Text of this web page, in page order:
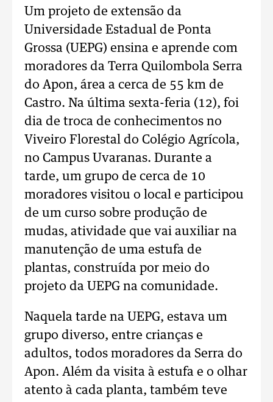
Um projeto de extensão da
Universidade Estadual de Ponta
Grossa (UEPG) ensina e aprende com
moradores da Terra Quilombola Serra
do Apon, área a cerca de 55 km de
Castro. Na última sexta-feria (12), foi
dia de troca de conhecimentos no
Viveiro Florestal do Colégio Agrícola,
no Campus Uvaranas. Durante a
tarde, um grupo de cerca de 10
moradores visitou o local e participou
de um curso sobre produção de
mudas, atividade que vai auxiliar na
manutenção de uma estufa de
plantas, construída por meio do
projeto da UEPG na comunidade.
Naquela tarde na UEPG, estava um
grupo diverso, entre crianças e
adultos, todos moradores da Serra do
Apon. Além da visita à estufa e o olhar
atento à cada planta, também teve